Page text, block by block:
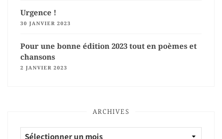
Urgence !
30 JANVIER 2023
Pour une bonne édition 2023 tout en poèmes et
chansons
2 JANVIER 2023
ARCHIVES